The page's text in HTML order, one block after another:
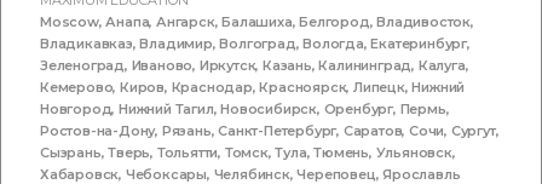
Moscow,Анапа,Ангарск,Балашиха,Белгород,Владивосток,
Владикавказ,Владимир,Волгоград,Вологда,Екатеринбург,
Зеленоград, Иваново, Иркутск,Казань,Калининград, Калуга,
Кемерово,Киров, Краснодар,Красноярск,Липецк,Нижний
Новгород,Нижний Тагил,Новосибирск, Оренбург, Пермь,
Ростов-на-Дону, Рязань,Санкт-Петербург, Саратов,Сочи, Сургут,
Сызрань,Тверь, Тольятти, Томск,Тула,Тюмень, Ульяновск,
Хабаровск, Чебоксары, Челябинск,Череповец,Ярославль